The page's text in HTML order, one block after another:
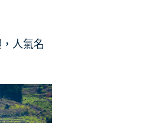
人氣名